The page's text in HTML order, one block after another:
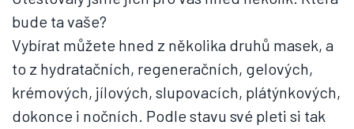
bude ta vaše?
Vybírat můžete hned z několika druhů masek, a
to z hydratačních, regeneračních, gelových,
krémových, jílových, slupovacích, plátýnkových,
dokonce i nočních. Podle stavu své pleti si tak